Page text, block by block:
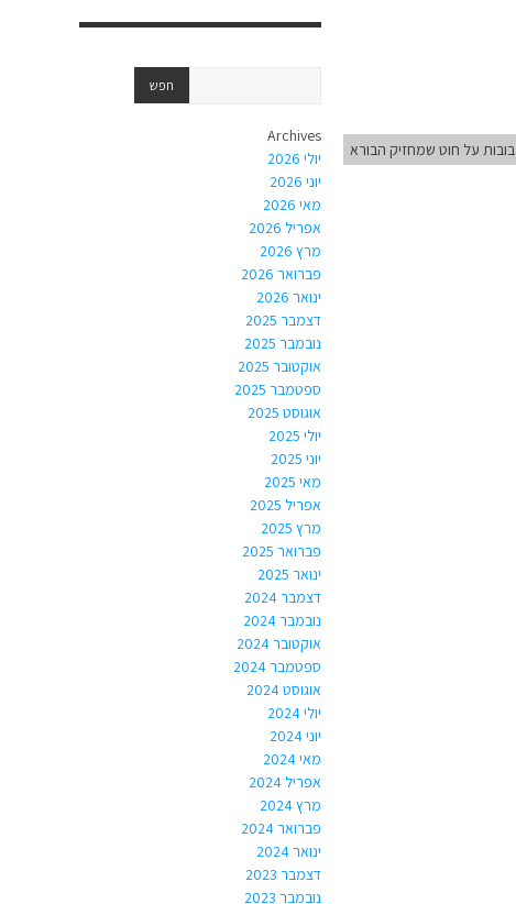
בובות על חוט שמחזיק הבורא
Archives
יולי 2026
יוני 2026
מאי 2026
אפריל 2026
מרץ 2026
פברואר 2026
ינואר 2026
דצמבר 2025
נובמבר 2025
אוקטובר 2025
ספטמבר 2025
אוגוסט 2025
יולי 2025
יוני 2025
מאי 2025
אפריל 2025
מרץ 2025
פברואר 2025
ינואר 2025
דצמבר 2024
נובמבר 2024
אוקטובר 2024
ספטמבר 2024
אוגוסט 2024
יולי 2024
יוני 2024
מאי 2024
אפריל 2024
מרץ 2024
פברואר 2024
ינואר 2024
דצמבר 2023
נובמבר 2023